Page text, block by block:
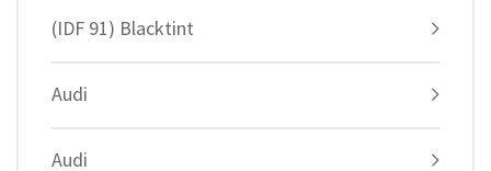
(IDF 91) Blacktint
Audi
Audi